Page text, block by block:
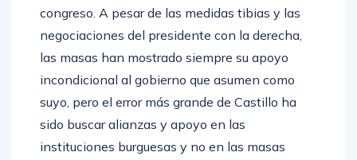
congreso. A pesar de las medidas tibias y las
negociaciones del presidente con la derecha,
las masas han mostrado siempre su apoyo
incondicional al gobierno que asumen como
suyo, pero el error más grande de Castillo ha
sido buscar alianzas y apoyo en las
instituciones burguesas y no en las masas